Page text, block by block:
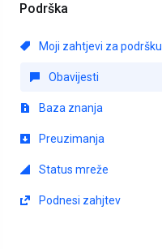
Podrška
Moji zahtjevi za podršku
Obavijesti
Baza znanja
Preuzimanja
Status mreže
Podnesi zahjtev